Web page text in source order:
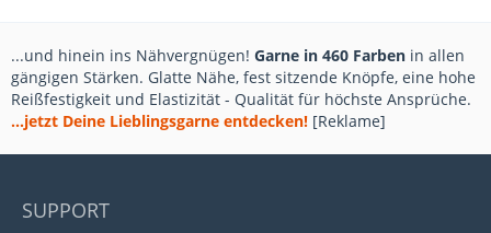
...und hinein ins Nähvergnügen! Garne in 460 Farben in allen
gängigen Stärken. Glatte Nähe, fest sitzende Knöpfe, eine hohe
Reißfestigkeit und Elastizität - Qualität für höchste Ansprüche.
...jetzt Deine Lieblingsgarne entdecken! [Reklame]
SUPPORT